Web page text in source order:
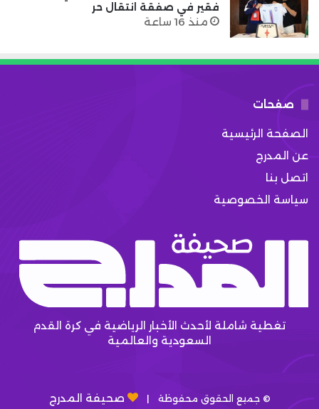
فقير في صفقة انتقال حر
منذ 16 ساعة
صفحات
الصفحة الرئيسية
عن المدرج
اتصل بنا
سياسة الخصوصية
تغطية شاملة لأحدث الأخبار الرياضية في كرة القدم
السعودية والعالمية
© جميع الحقوق محفوظة | صحيفة المدرج